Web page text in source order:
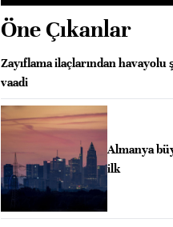
Öne Çıkanlar
Zayıflama ilaçlarından
vaadi
Almanya
ilk